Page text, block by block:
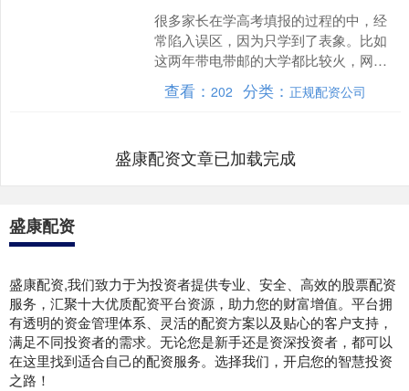
很多家长在学高考填报的过程的中，经
常陷入误区，因为只学到了表象。比如
这两年带电带邮的大学都比较火，网上
也是大量的在宣传。所以很多家庭报考
的时候就奔着这些去了，但....
查看：202 分类： 正规配资公司
盛康配资文章已加载完成
盛康配资
盛康配资,我们致力于为投资者提供专业、安全、高效的股票配资
服务，汇聚十大优质配资平台资源，助力您的财富增值。平台拥
有透明的资金管理体系、灵活的配资方案以及贴心的客户支持，
满足不同投资者的需求。无论您是新手还是资深投资者，都可以
在这里找到适合自己的配资服务。选择我们，开启您的智慧投资
之路！